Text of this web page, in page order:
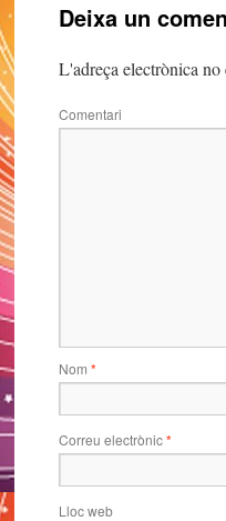
Deixa un
L'adreça electrònica no
Comentari
Nom *
Correu electrònic*
Lloc web